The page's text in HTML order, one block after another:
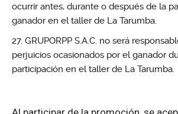
ocurrir antes, durante o después de la
ganador en el taller de La Tarumba.
GRUPORPP S.A.C. no será
perjuicios ocasionados por el ganador
participación en el taller de La Tarumba.